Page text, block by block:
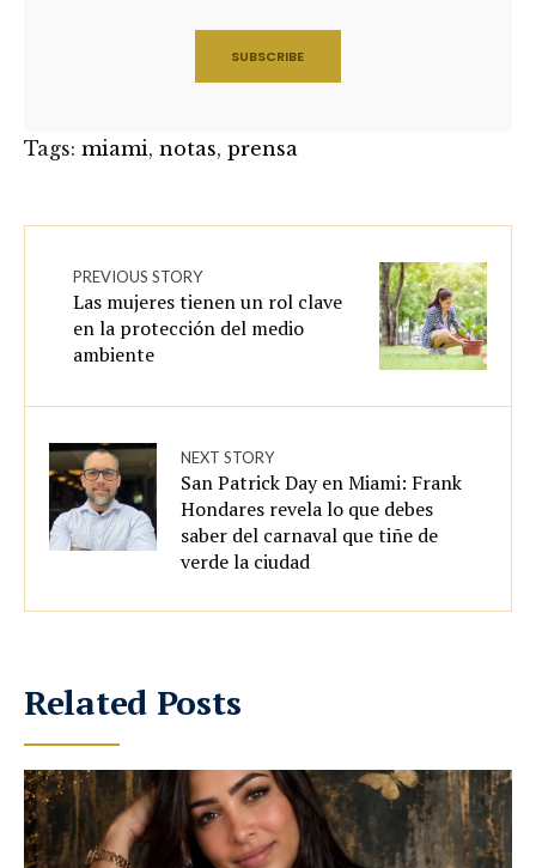
Tags: miami, notas, prensa
PREVIOUS STORY
Las mujeres tienen un rol clave
en la protección del medio
ambiente
NEXT STORY
San Patrick Day en Miami: Frank
Hondares revela lo que debes
saber del carnaval que tiñe de
verde la ciudad
Related Posts